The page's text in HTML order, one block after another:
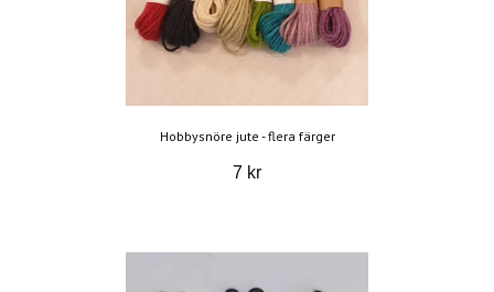
Hobbysnöre jute - flera färger
7 kr